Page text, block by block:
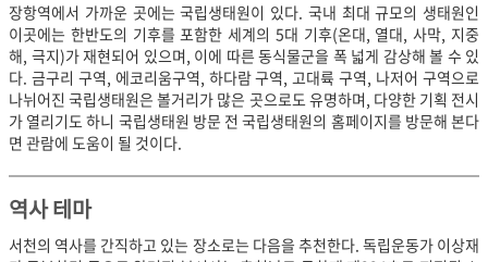
장항역에서 가까운 곳에는 국립생태원이 있다. 국내 최대 규모의 생태원인
이곳에는 한반도의 기후를 포함한 세계의 5대 기후(온대, 열대, 사막, 지중
해, 극지)가 재현되어 있으며, 이에 따른 동식물군을 폭 넓게 감상해 볼 수 있
다. 금구리 구역, 에코리움구역, 하다람 구역, 고대륙 구역, 나저어 구역으로
나뉘어진 국립생태원은 볼거리가 많은 곳으로도 유명하며, 다양한 기획 전시
가 열리기도 하니 국립생태원 방문 전 국립생태원의 홈페이지를 방문해 본다
면 관람에 도움이 될 것이다.
역사 테마
서천의 역사를 간직하고 있는 장소로는 다음을 추천한다. 독립운동가 이상재